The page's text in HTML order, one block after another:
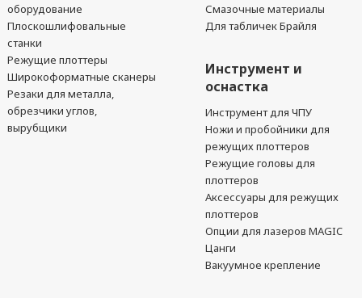
оборудование
Плоскошлифовальные
станки
Режущие плоттеры
Широкоформатные сканеры
Резаки для металла,
обрезчики углов,
вырубщики
Смазочные материалы
Для табличек Брайля
Инструмент и
оснастка
Инструмент для ЧПУ
Ножи и пробойники для
режущих плоттеров
Режущие головы для
плоттеров
Аксессуары для режущих
плоттеров
Опции для лазеров MAGIC
Цанги
Вакуумное крепление